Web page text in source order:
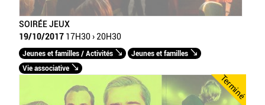
SOIRÉE JEUX
19/10/2017 17H30 › 20H30
Jeunes et familles / Activités
Jeunes et familles
Vie associative
Terminé